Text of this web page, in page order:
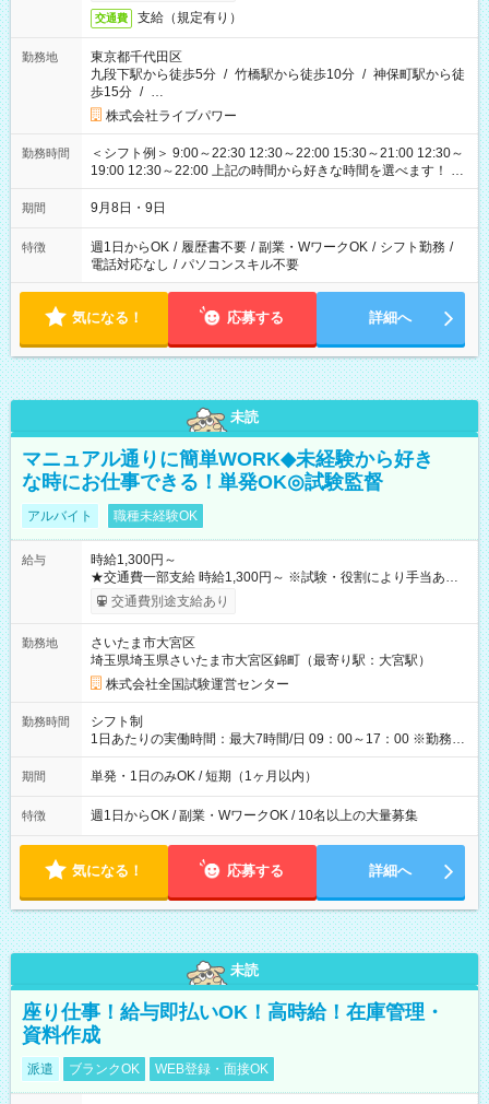
交通費 支給（規定有り）
勤務地
東京都千代田区
九段下駅から徒歩5分 / 竹橋駅から徒歩10分 / 神保町駅から徒
歩15分 / …
株式会社ライブパワー
勤務時間
＜シフト例＞ 9:00～22:30 12:30～22:00 15:30～21:00 12:30～
19:00 12:30～22:00 上記の時間から好きな時間を選べます！ ※
時間は変更となる可能性があります
期間 9月8日・9日
特徴 週1日からOK / 履歴書不要 / 副業・WワークOK / シフト勤務 /
電話対応なし / パソコンスキル不要
気になる！ 応募する 詳細へ
未読
マニュアル通りに簡単WORK◆未経験から好き
な時にお仕事できる！単発OK◎試験監督
アルバイト 職種未経験OK
給与
時給1,300円～
★交通費一部支給 時給1,300円～ ※試験・役割により手当あり
※勤務回数により昇給あり 【即給（前払い）オプションあ
り！】 希望される場合、勤務から1週間ほどで給与の一部を受け
例】 ・河合塾模擬試験 8:30～17:30（休憩1時間） 時給1,300円
×8時間＝日収10,400円＋交通費 ※当日の役割により時給＋100
円の場合あり ・国家試験 7:00～13:30（休憩なし） 時給1,300
円（役割手当＋100円）×6時間＝日収8,400円＋交通費 【試用期
間】試用期間なし
交通費別途支給あり
勤務地
さいたま市大宮区
埼玉県埼玉県さいたま市大宮区錦町（最寄り駅：大宮駅）
株式会社全国試験運営センター
勤務時間
シフト制
1日あたりの実働時間：最大7時間/日 09：00～17：00 ※勤務時
間は 試験により異なります。
期間 単発・1日のみOK / 短期（1ヶ月以内）
特徴 週1日からOK / 副業・WワークOK / 10名以上の大量募集
気になる！ 応募する 詳細へ
未読
座り仕事！給与即払いOK！高時給！在庫管理・
資料作成
派遣 ブランクOK WEB登録・面接OK